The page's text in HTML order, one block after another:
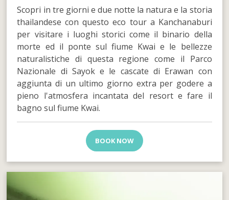
Scopri in tre giorni e due notte la natura e la storia
thailandese con questo eco tour a Kanchanaburi
per visitare i luoghi storici come il binario della
morte ed il ponte sul fiume Kwai e le bellezze
naturalistiche di questa regione come il Parco
Nazionale di Sayok e le cascate di Erawan con
aggiunta di un ultimo giorno extra per godere a
pieno l'atmosfera incantata del resort e fare il
bagno sul fiume Kwai.
BOOK NOW